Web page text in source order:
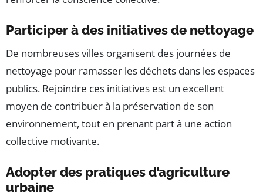
Participer à des initiatives de nettoyage
De nombreuses villes organisent des journées de
nettoyage pour ramasser les déchets dans les espaces
publics. Rejoindre ces initiatives est un excellent
moyen de contribuer à la préservation de son
environnement, tout en prenant part à une action
collective motivante.
Adopter des pratiques d’agriculture
urbaine